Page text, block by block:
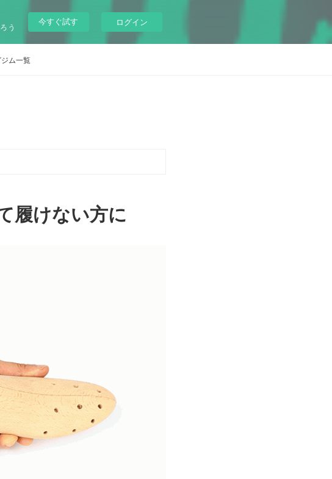
う
今すぐ試す ログイン
ム一覧
履けない方に